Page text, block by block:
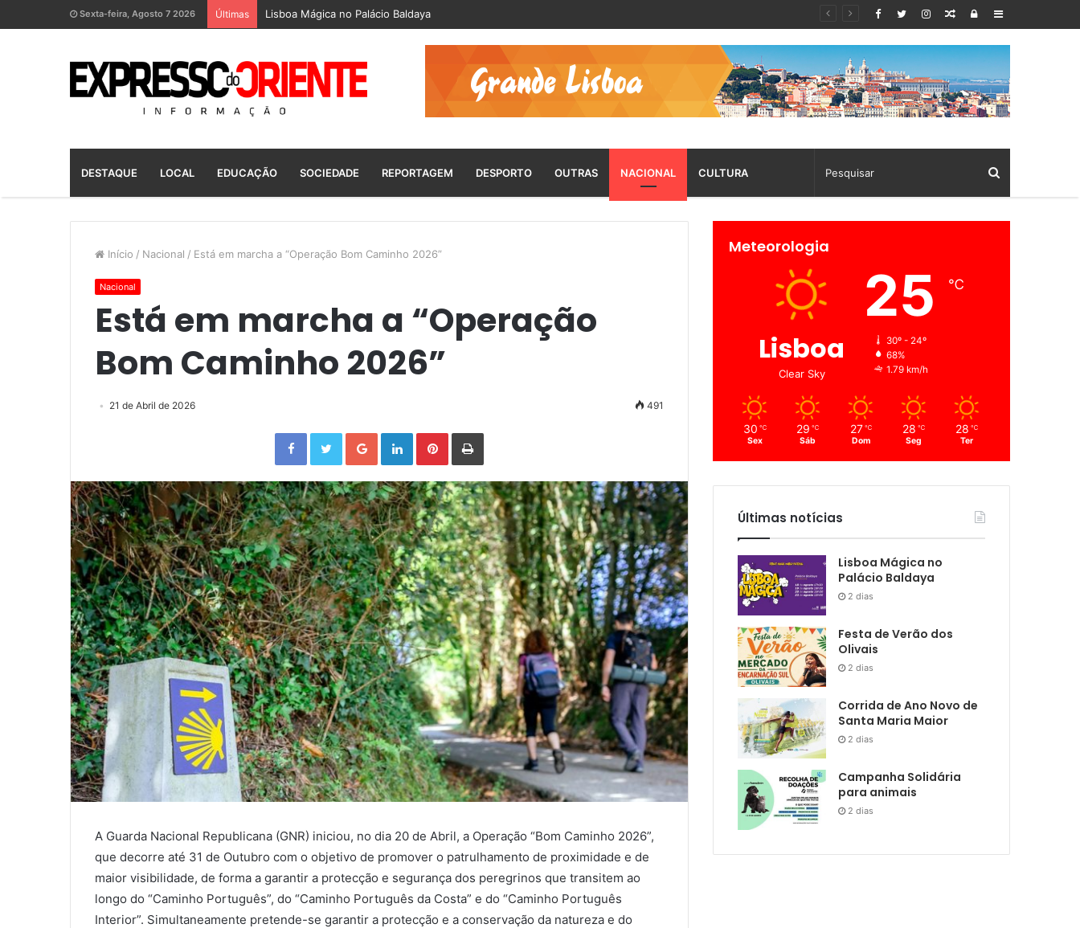
Sexta-feira, Agosto 7 2026 Últimas Lisboa Mágica no Palácio Baldaya Sidebar
Log
Random
DESTAQUE LOCAL EDUCAÇÃO SOCIEDADE REPORTAGEM DESPORTO OUTRAS NACIONAL CULTURA
Início / Nacional / Está em marcha a “Operação Bom Caminho 2026”
Nacional
Está em marcha a “Operação
Bom Caminho 2026”
21 de Abril de 2026 491
Facebook Twitter Google+ LinkedIn Pinterest
A Guarda Nacional Republicana (GNR) iniciou, no dia 20 de Abril, a Operação “Bom Caminho 2026”,
que decorre até 31 de Outubro com o objetivo de promover o patrulhamento de proximidade e de
maior visibilidade, de forma a garantir a protecção e segurança dos peregrinos que transitem ao
longo do “Caminho Português”, do “Caminho Português da Costa” e do “Caminho Português
Interior”. Simultaneamente pretende-se garantir a protecção e a conservação da natureza e do
Meteorologia
Lisboa
Clear Sky
25 ℃
30º - 24º
68%
1.79 km/h
30 ℃
Sex
29 ℃
Sáb
27 ℃
Dom
28 ℃
Seg
28 ℃
Ter
Últimas notícias
Lisboa Mágica no
Palácio Baldaya
2 dias
Festa de Verão dos
Olivais
2 dias
Corrida de Ano Novo de
Santa Maria Maior
2 dias
Campanha Solidária
para animais
2 dias